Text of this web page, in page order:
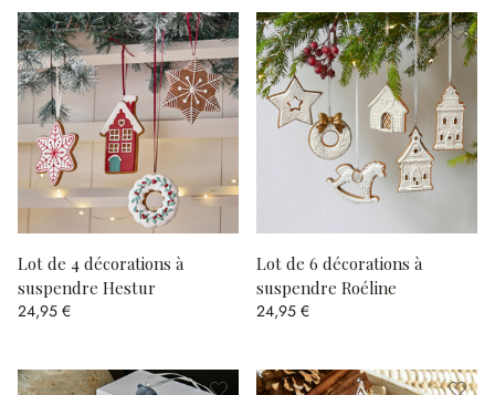
Lot de 4 décorations à
suspendre Hestur
24,95 €
Lot de 6 décorations à
suspendre Roéline
24,95 €